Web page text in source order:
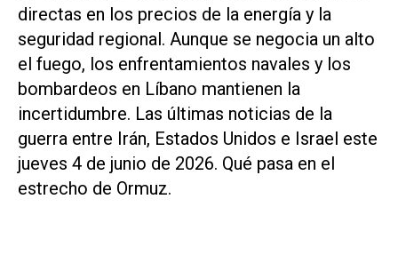
directas en los precios de la energía y la
seguridad regional. Aunque se negocia un alto
el fuego, los enfrentamientos navales y los
bombardeos en Líbano mantienen la
incertidumbre. Las últimas noticias de la
guerra entre Irán, Estados Unidos e Israel este
jueves 4 de junio de 2026. Qué pasa en el
estrecho de Ormuz.